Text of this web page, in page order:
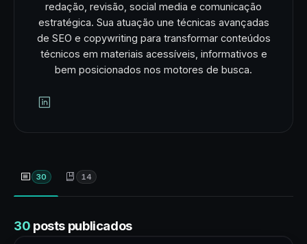
redação, revisão, social media e comunicação
estratégica. Sua atuação une técnicas avançadas
de SEO e copywriting para transformar conteúdos
técnicos em materiais acessíveis, informativos e
bem posicionados nos motores de busca.
30 14
30 posts publicados